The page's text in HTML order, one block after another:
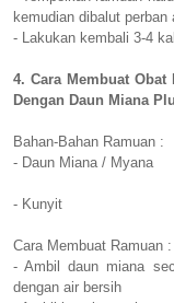
kemudian dibalut
- Lakukan kembali 3-4
4. Cara Membuat
Dengan Daun Miana
Bahan-Bahan Ramuan :
- Daun Miana / Myana
- Kunyit
Cara Membuat Ramuan :
- Ambil daun miana
dengan air bersih